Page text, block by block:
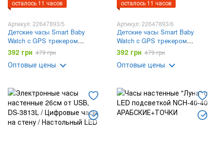
осталось 11 часов
Артикул: 22647893/5
Детские часы Smart Baby
Watch с GPS трекером
Голубые
392 грн 479 грн
Оптовые цены
осталось 11 часов
Артикул: 22647893/6
Детские часы Smart Baby
Watch с GPS трекером
красный
392 грн 479 грн
Оптовые цены